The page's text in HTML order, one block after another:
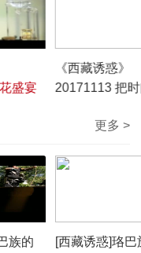
盛宴
《西藏诱惑》
20171113 把
更多 >
族的
[西藏诱惑]珞巴